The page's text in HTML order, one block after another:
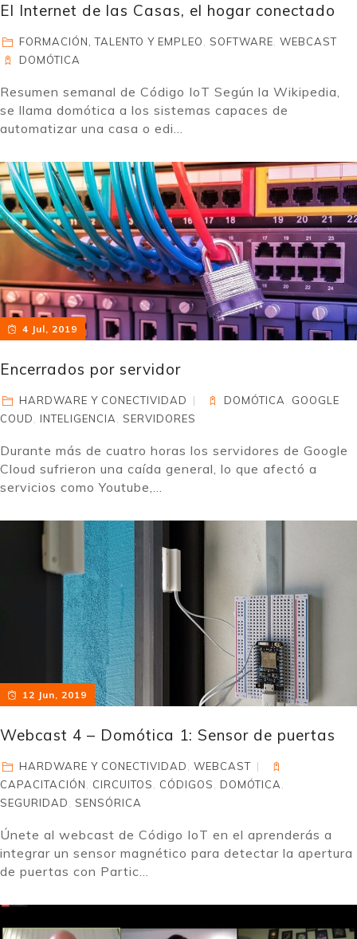
El Internet de las Casas, el hogar conectado
FORMACIÓN, TALENTO Y EMPLEO SOFTWARE ,WEBCAST
DOMÓTICA
Resumen semanal de Código IoT Según la Wikipedia,
se llama domótica a los sistemas capaces de
automatizar una casa o edi...
4 Jul, 2019
Encerrados por servidor
HARDWARE Y CONECTIVIDAD DOMÓTICA
GOOGLE
COUD
INTELIGENCIA SERVIDORES
Durante más de cuatro horas los servidores de Google
Cloud sufrieron una caída general, lo que afectó a
servicios como Youtube,...
12 Jun, 2019
Webcast 4 – Domótica 1: Sensor de puertas
HARDWARE Y CONECTIVIDAD,WEBCAST
CAPACITACIÓN, CIRCUITOS, CÓDIGOS, DOMÓTICA,
SEGURIDAD, SENSÓRICA
Únete al webcast de Código IoT en el aprenderás a
integrar un sensor magnético para detectar la apertura
de puertas con Partic...